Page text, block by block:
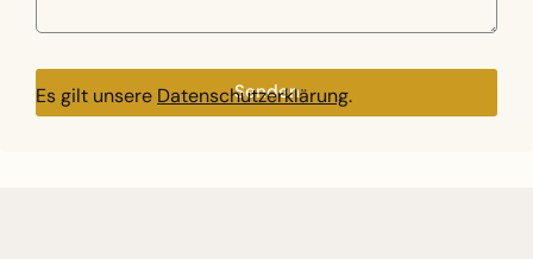
Senden
Es gilt unsere Datenschutzerklärung.